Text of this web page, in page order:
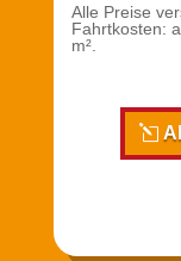
Alle Preise
Fahrtkosten:
m².